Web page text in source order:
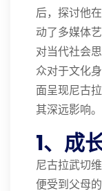
后，探讨他
动了多媒体
对当代社会
众对于文化
面呈现尼古
其深远影响。
1、成
尼古拉武切
便受到父母